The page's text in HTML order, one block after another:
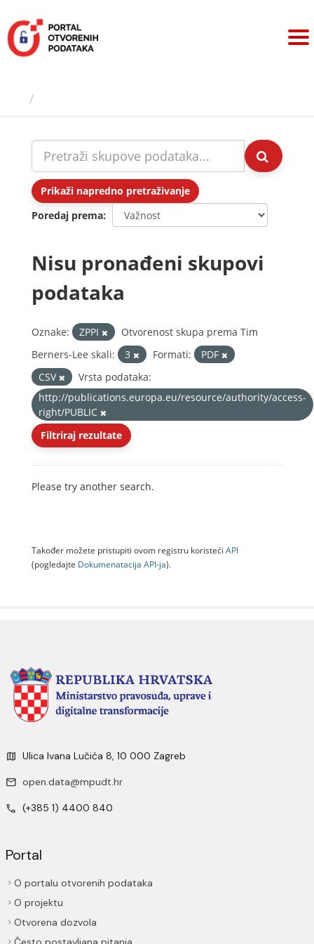
sadržaj
Prikaži napredno pretraživanje
Poredaj prema
Nisu pronađeni skupovi
podataka
Oznake: ZPPI
Otvorenost skupa prema Tim
Berners-Lee skali:
3 Formati:
PDF
CSV
Vrsta podataka:
http://publications.europa.eu/resource/authority/access-
right/PUBLIC
Filtriraj rezultate
Please try another search.
Također možete pristupiti ovom registru koristeći API
(pogledajte Dokumenаtаcijа API-jа).